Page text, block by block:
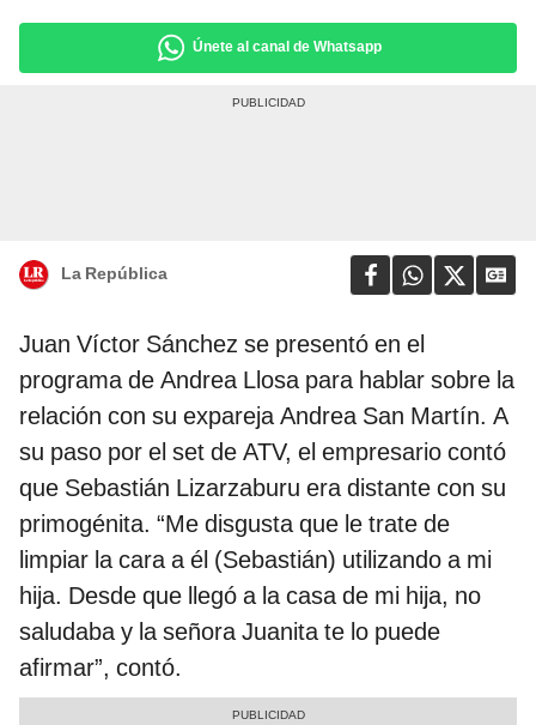
Únete al canal de Whatsapp
La República
Juan Víctor Sánchez se presentó en el
programa de Andrea Llosa para hablar sobre la
relación con su expareja Andrea San Martín. A
su paso por el set de ATV, el empresario contó
que Sebastián Lizarzaburu era distante con su
primogénita. “Me disgusta que le trate de
limpiar la cara a él (Sebastián) utilizando a mi
hija. Desde que llegó a la casa de mi hija, no
saludaba y la señora Juanita te lo puede
afirmar”, contó.